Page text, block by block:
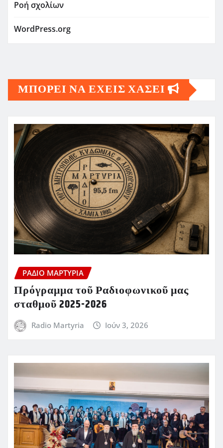
Ροή σχολίων
WordPress.org
ΜΠΟΡΕΙ ΝΑ ΕΧΕΙΣ ΧΑΣΕΙ
ΡΆΔΙΟ ΜΑΡΤΥΡΊΑ
Πρόγραμμα τοῦ Ραδιοφωνικοῦ μας
σταθμοῦ 2025-2026
Radio Martyria Ιούν 3, 2026